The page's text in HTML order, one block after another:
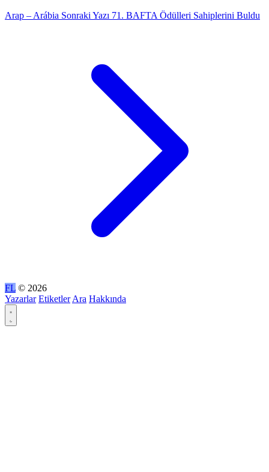
Arap – Arábia Sonraki Yazı 71. BAFTA Ödülleri Sahiplerini Buldu
FL © 2026
Yazarlar Etiketler Ara Hakkında